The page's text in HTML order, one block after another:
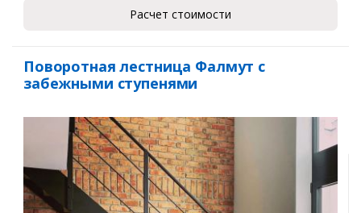
Расчет стоимости
Поворотная лестница Фалмут с
забежными ступенями